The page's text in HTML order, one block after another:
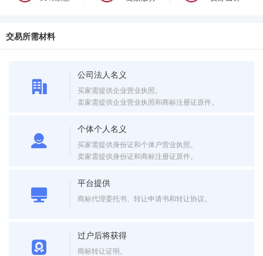
交易所需材料
公司法人名义
买家需提供企业营业执照。
卖家需提供企业营业执照和商标注册证原件。
个体个人名义
买家需提供身份证和个体户营业执照。
卖家需提供身份证和商标注册证原件。
平台提供
商标代理委托书、转让申请书和转让协议。
过户后将获得
商标转让证明。